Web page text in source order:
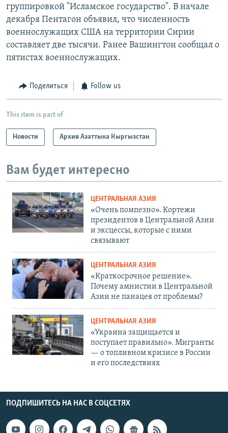
группировкой "Исламское государство". В начале
декабря Пентагон объявил, что численность
военнослужащих США на территории Сирии
составляет две тысячи. Ранее Вашингтон сообщал о
пятистах военнослужащих.
Поделиться Follow us
This item is part of
Новости Архив Азаттыка Кыргызстан
Вам будет интересно
ЦЕНТРАЛЬНАЯ АЗИЯ
«Очень помпезно». Кортежи
президентов в Центральной Азии
и эксцессы, которые с ними
связывают
ЦЕНТРАЛЬНАЯ АЗИЯ
«Краткосрочное решение».
Почему амнистии в Центральной
Азии не панацея от проблемы?
ЦЕНТРАЛЬНАЯ АЗИЯ
«Украина защищается и
поступает правильно». Мигранты
— о топливном кризисе в России
и его последствиях
ПОДПИШИТЕСЬ НА НАС В СОЦСЕТЯХ